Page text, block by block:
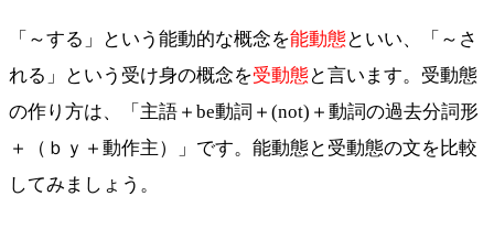
「～する」という能動的な概念を能動態といい、「～さ
れる」という受け身の概念を受動態と言います。受動態
の作り方は、「主語＋be動詞＋(not)＋動詞の過去分詞形
＋（ｂｙ＋動作主）」です。能動態と受動態の文を比較
してみましょう。